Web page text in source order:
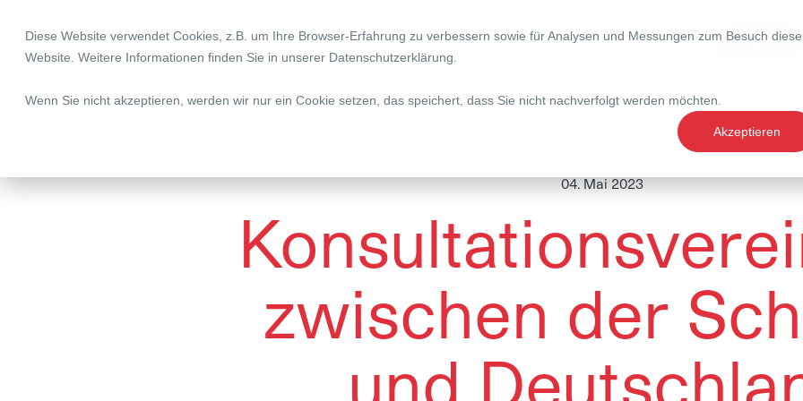
Diese Website verwendet Cookies, z.B. um Ihre Browser-Erfahrung zu verbessern sowie für Analysen und Messungen zum Besuch
Website. Weitere Informationen finden Sie in unserer Datenschutzerklärung
Wenn Sie nicht akzeptieren, werden wir nur ein Cookie setzen, das speichert, dass Sie nicht nachverfolgt werden möchten.
Akzeptieren
Legal | Tax | Compliance Expertise Magazin
04. Mai 2023
zwischen der
und